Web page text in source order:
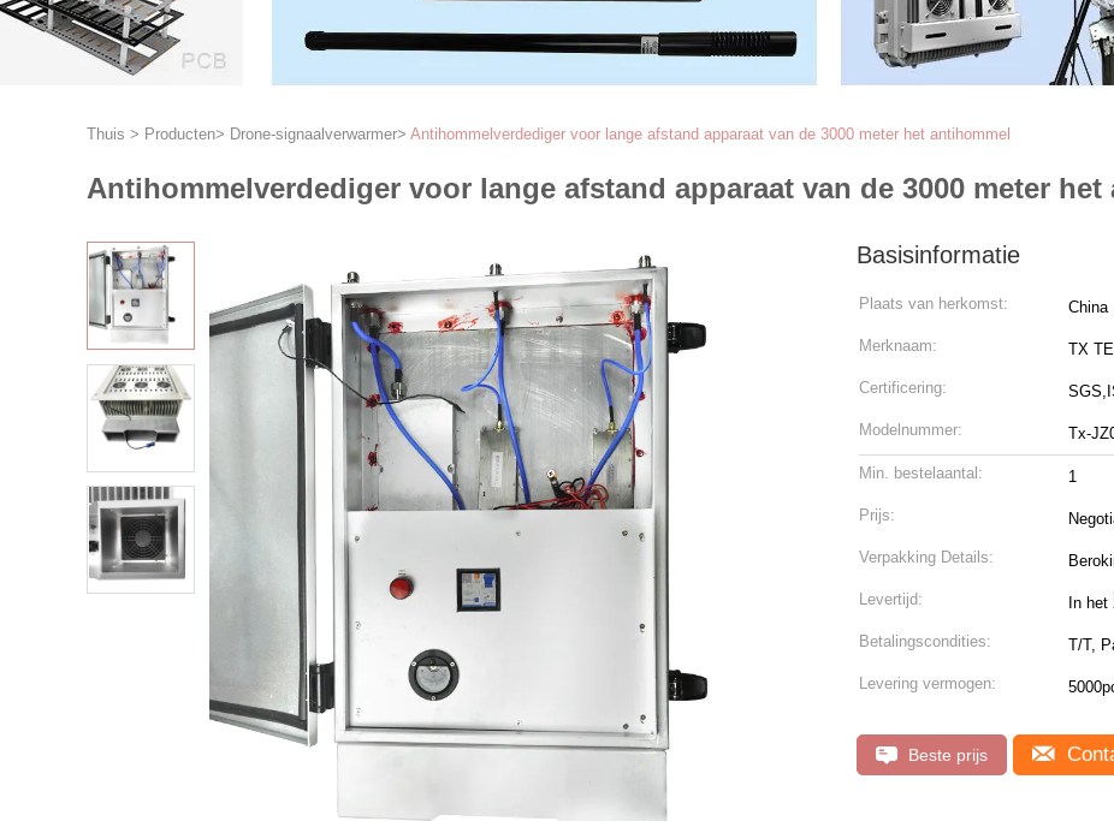
Thuis > Producten> Drone-signaalverwarmer> Antihommelverdediger voor lange afstand apparaat van de 3000 meter het antihommel
Antihommelverdediger voor lange afstand apparaat van de 3000 meter het
Basisinformatie
Plaats van herkomst: China
Merknaam: TX
Certificering:
Modelnummer: Tx-
Min. bestelaantal: 1
Prijs:
Verpakking Details:
Levertijd: In het
Betalingscondities:
Levering vermogen:
Beste prijs